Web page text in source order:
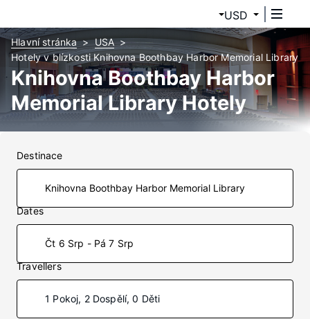
USD
Hlavní stránka
USA
Hotely v blízkosti Knihovna Boothbay Harbor Memorial Library
Knihovna Boothbay Harbor
Memorial Library Hotely
Destinace
Dates
Čt 6 Srp - Pá 7 Srp
Travellers
1 Pokoj, 2 Dospělí, 0 Děti